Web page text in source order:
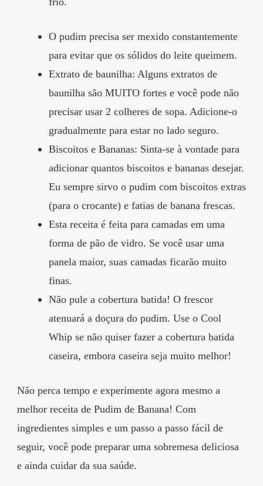
O pudim precisa ser mexido constantemente
para evitar que os sólidos do leite queimem.
Extrato de baunilha: Alguns extratos de
baunilha são MUITO fortes e você pode não
precisar usar 2 colheres de sopa. Adicione-o
gradualmente para estar no lado seguro.
Biscoitos e Bananas: Sinta-se à vontade para
adicionar quantos biscoitos e bananas desejar.
Eu sempre sirvo o pudim com biscoitos extras
(para o crocante) e fatias de banana frescas.
Esta receita é feita para camadas em uma
forma de pão de vidro. Se você usar uma
panela maior, suas camadas ficarão muito
finas.
Não pule a cobertura batida! O frescor
atenuará a doçura do pudim. Use o Cool
Whip se não quiser fazer a cobertura batida
caseira, embora caseira seja muito melhor!
Não perca tempo e experimente agora mesmo a
melhor receita de Pudim de Banana! Com
ingredientes simples e um passo a passo fácil de
seguir, você pode preparar uma sobremesa deliciosa
e ainda cuidar da sua saúde.